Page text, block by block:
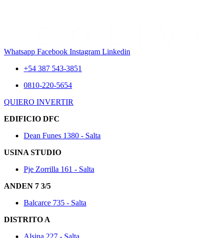
Whatsapp Facebook Instagram Linkedin
+54 387 543-3851
0810-220-5654
QUIERO INVERTIR
EDIFICIO DFC
Dean Funes 1380 - Salta
USINA STUDIO
Pje Zorrilla 161 - Salta
ANDEN 7 3/5
Balcarce 735 - Salta
DISTRITO A
Alsina 227 - Salta